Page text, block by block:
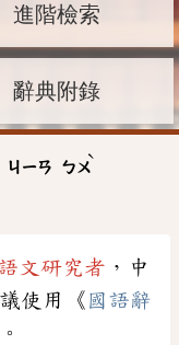
進階檢索
辭典附錄
ㄐㄧㄢ ㄅㄨ
ˋ
文研究者 ，中
使用《 國語辭